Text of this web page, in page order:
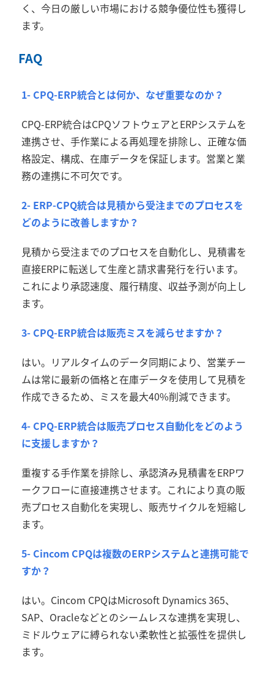
く、今日の厳しい市場における競争優位性も獲得し
ます。
FAQ
1- CPQ-ERP統合とは何か、なぜ重要なのか？
CPQ-ERP統合はCPQソフトウェアとERPシステムを
連携させ、手作業による再処理を排除し、正確な価
格設定、構成、在庫データを保証します。営業と業
務の連携に不可欠です。
2- ERP-CPQ統合は見積から受注までのプロセスを
どのように改善しますか？
見積から受注までのプロセスを自動化し、見積書を
直接ERPに転送して生産と請求書発行を行います。
これにより承認速度、履行精度、収益予測が向上し
ます。
3- CPQ-ERP統合は販売ミスを減らせますか？
はい。リアルタイムのデータ同期により、営業チー
ムは常に最新の価格と在庫データを使用して見積を
作成できるため、ミスを最大40%削減できます。
4- CPQ-ERP統合は販売プロセス自動化をどのよう
に支援しますか？
重複する手作業を排除し、承認済み見積書をERPワ
ークフローに直接連携させます。これにより真の販
売プロセス自動化を実現し、販売サイクルを短縮し
ます。
5- Cincom CPQは複数のERPシステムと連携可能で
すか？
はい。 Cincom CPQはMicrosoft Dynamics 365、
SAP、 Oracleなどとのシームレスな連携を実現し、
ミドルウェアに縛られない柔軟性と拡張性を提供し
ます。